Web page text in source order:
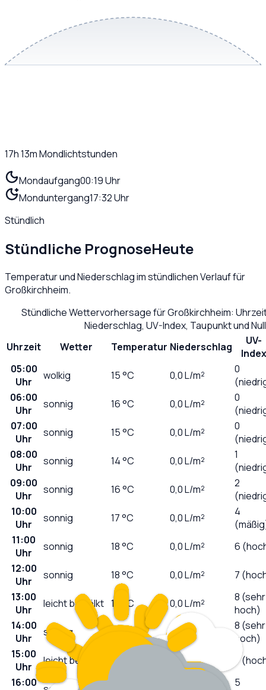
17h 13mMondlichtstunden
Mondaufgang00:19 Uhr
Monduntergang17:32 Uhr
Stündlich
Stündliche PrognoseHeute
Temperatur und Niederschlag im stündlichen Verlauf für
Großkirchheim.
Stündliche Wettervorhersage fürGroßkirchheim:
Niederschlag, UV-Index, Taupunkt und
Uhrzeit
Wetter Temperatur Niederschlag
UV-
Index
05:00
Uhr
wolkig 15°C 0,0L/m²
0
06:00
Uhr
sonnig 16°C 0,0L/m²
0
07:00
Uhr
sonnig 15°C 0,0L/m²
0
08:00
Uhr
sonnig 14°C 0,0L/m²
1
09:00
Uhr
sonnig 16°C 0,0L/m²
2
10:00
Uhr
sonnig 17°C 0,0L/m²
4
11:00
Uhr
sonnig 18°C 0,0L/m²
6
12:00
Uhr
sonnig 18°C 0,0L/m²
7
13:00
Uhr
leicht bewölkt 19 °C 0,0L/m²
8 (sehr
hoch)
14:00
Uhr
sonnig 0,0 L/m²
8 (sehr
hoch)
15:00
Uhr
leicht bewölkt 21 L/m²
7
16:00
5